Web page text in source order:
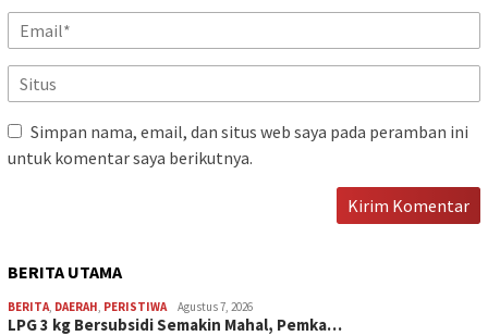
Simpan nama, email, dan situs web saya pada peramban ini
untuk komentar saya berikutnya.
BERITA UTAMA
BERITA, DAERAH, PERISTIWA Agustus 7, 2026
LPG 3 kg Bersubsidi Semakin Mahal, Pemka…